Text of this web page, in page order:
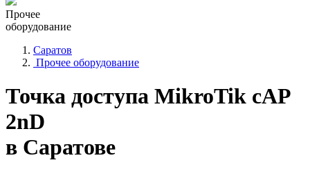
Прочее
оборудование
Саратов
Прочее оборудование
Точка доступа MikroTik cAP
2nD
в Саратове